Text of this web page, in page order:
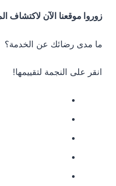
زوروا موقعنا الآن لاكتشاف
ما مدى رضائك عن الخدمة؟
انقر على النجمة لتقييمها!